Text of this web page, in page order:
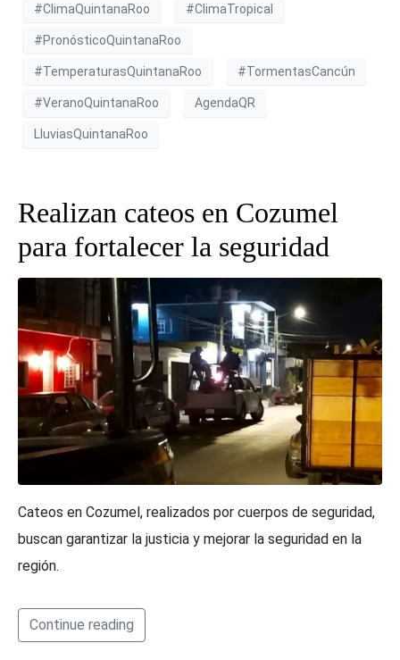
#ClimaQuintanaRoo #ClimaTropical
#PronósticoQuintanaRoo
#TemperaturasQuintanaRoo #TormentasCancún
#VeranoQuintanaRoo AgendaQR
LluviasQuintanaRoo
Realizan cateos en Cozumel
para fortalecer la seguridad
Cateos en Cozumel, realizados por cuerpos de seguridad,
buscan garantizar la justicia y mejorar la seguridad en la
región.
Continue reading